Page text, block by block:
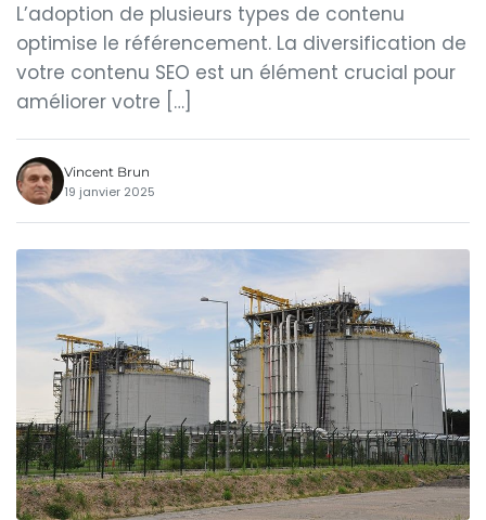
L’adoption de plusieurs types de contenu
optimise le référencement. La diversification de
votre contenu SEO est un élément crucial pour
améliorer votre […]
Vincent Brun
19 janvier 2025